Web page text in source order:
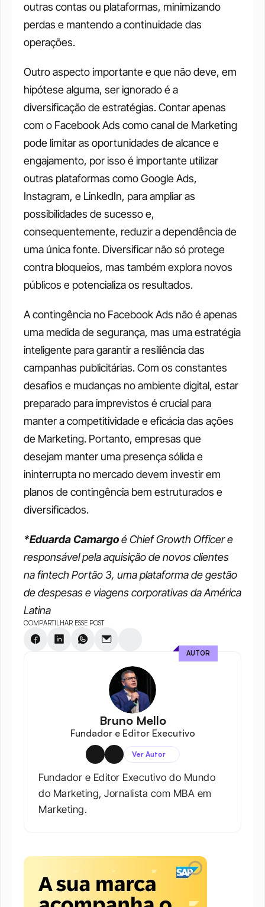
outras contas ou plataformas, minimizando
perdas e mantendo a continuidade das
operações.
Outro aspecto importante e que não deve, em
hipótese alguma, ser ignorado é a
diversificação de estratégias. Contar apenas
com o Facebook Ads como canal de Marketing
pode limitar as oportunidades de alcance e
engajamento, por isso é importante utilizar
outras plataformas como Google Ads,
Instagram, e LinkedIn, para ampliar as
possibilidades de sucesso e,
consequentemente, reduzir a dependência de
uma única fonte. Diversificar não só protege
contra bloqueios, mas também explora novos
públicos e potencializa os resultados.
A contingência no Facebook Ads não é apenas
uma medida de segurança, mas uma estratégia
inteligente para garantir a resiliência das
campanhas publicitárias. Com os constantes
desafios e mudanças no ambiente digital, estar
preparado para imprevistos é crucial para
manter a competitividade e eficácia das ações
de Marketing. Portanto, empresas que
desejam manter uma presença sólida e
ininterrupta no mercado devem investir em
planos de contingência bem estruturados e
diversificados.
*Eduarda Camargo é Chief Growth Officer e
responsável pela aquisição de novos clientes
na fintech Portão 3, uma plataforma de gestão
de despesas e viagens corporativas da América
Latina
COMPARTILHAR ESSE POST
Bruno Mello
Fundador e Editor Executivo
Ver Autor
Fundador e Editor Executivo do Mundo
do Marketing, Jornalista com MBA em
Marketing.
AUTOR